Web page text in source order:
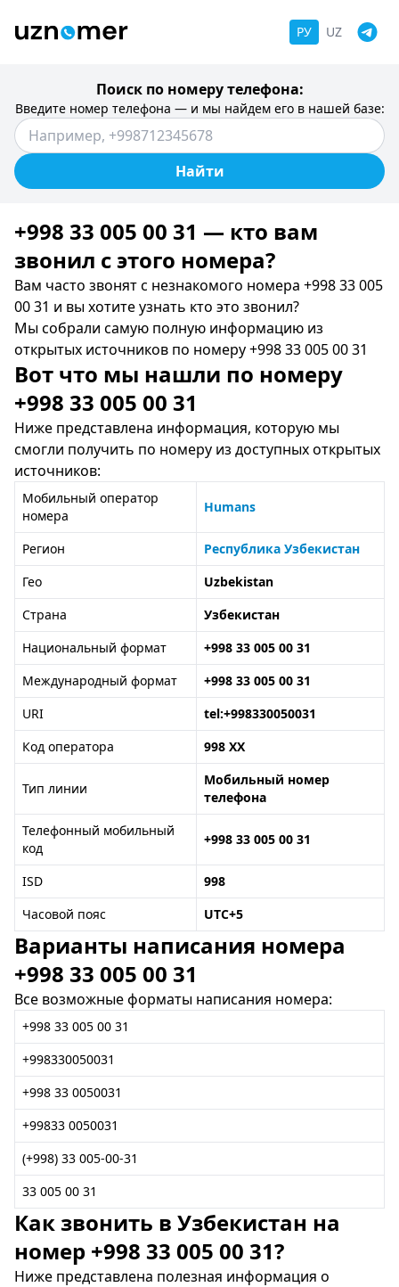
РУ UZ
Поиск по номеру телефона:
Введите номер телефона — и мы найдем его в нашей базе:
Найти
+998 33 005 00 31 — кто вам
звонил c этого номера?
Вам часто звонят с незнакомого номера +998 33 005
00 31 и вы хотите узнать кто это звонил?
Мы собрали самую полную информацию из
открытых источников по номеру +998 33 005 00 31
Вот что мы нашли по номеру
+998 33 005 00 31
Ниже представлена информация, которую мы
смогли получить по номеру из доступных открытых
источников:
Мобильный оператор
номера
Humans
Регион
Республика Узбекистан
Гео
Uzbekistan
Страна
Узбекистан
Национальный формат
+998 33 005 00 31
Международный формат
+998 33 005 00 31
URI
tel:+998330050031
Код оператора
998 XX
Тип линии
Мобильный номер
телефона
Телефонный мобильный
код
+998 33 005 00 31
ISD
998
Часовой пояс
UTC+5
Варианты написания номера
+998 33 005 00 31
Все возможные форматы написания номера:
+998 33 005 00 31
+998330050031
+998 33 0050031
+99833 0050031
(+998) 33 005-00-31
33 005 00 31
Как звонить в Узбекистан на
номер +998 33 005 00 31?
Ниже представлена полезная информация о